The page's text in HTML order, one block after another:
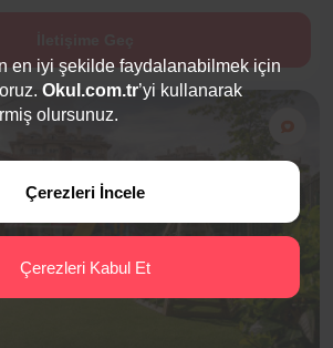
en iyi şekilde faydalanabilmek için
Okul.com.tr’yi kullanarak
olursunuz.
Çerezleri İncele
Çerezleri Kabul Et